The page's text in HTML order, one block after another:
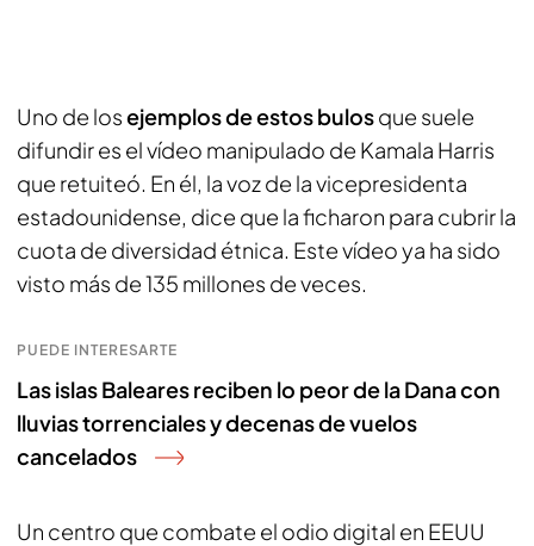
Uno de losejemplos de estos bulosque suele
difundir es el vídeo manipulado de Kamala Harris
que retuiteó. En él, la voz de la vicepresidenta
estadounidense, dice que la ficharon para cubrir la
cuota de diversidad étnica. Este vídeo ya ha sido
visto más de 135 millones de veces.
PUEDE INTERESARTE
Las islas Baleares reciben lo peor de la Dana con
lluvias torrenciales y decenas de vuelos
cancelados
Un centro que combate el odio digital en EEUU